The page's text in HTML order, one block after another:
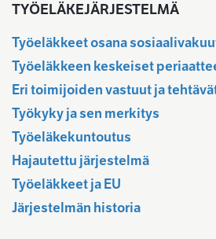
TYÖELÄKEJÄRJESTELMÄ
Työeläkkeet osana
Työeläkkeen keskeiset
Eri toimijoiden vastuut ja
Työkyky ja sen merkitys
Työeläkekuntoutus
Hajautettu järjestelmä
Työeläkkeet ja EU
Järjestelmän historia